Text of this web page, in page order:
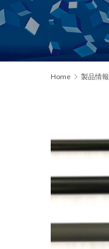
Home 製品情報